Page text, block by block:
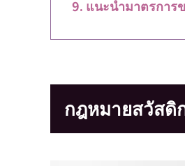
แนะนำมาตรการข
กฎหมายสวัสดิ